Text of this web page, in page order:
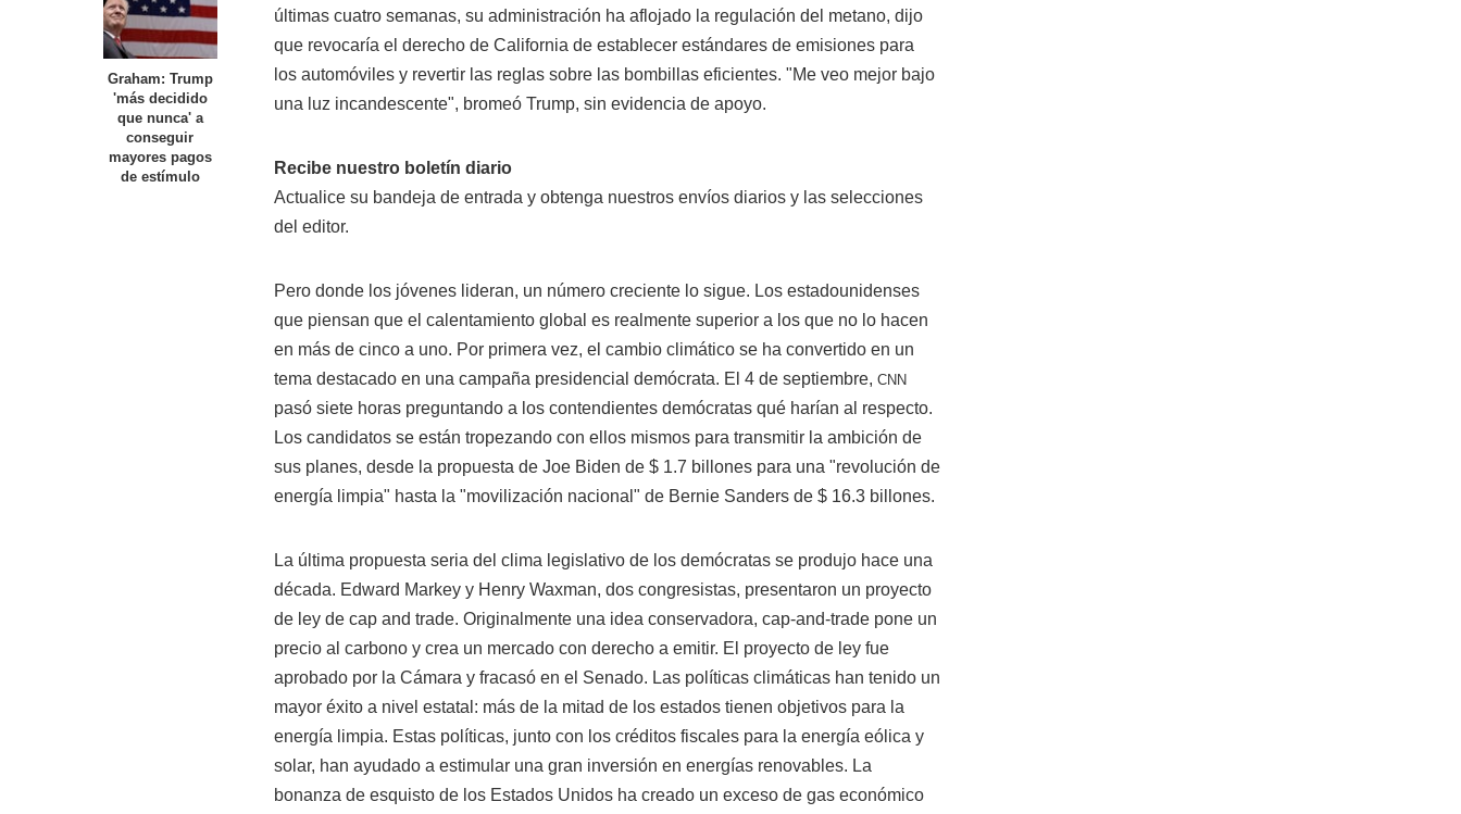
Graham: Trump
'más decidido
que nunca' a
conseguir
mayores pagos
de estímulo
últimas cuatro semanas, su administración ha aflojado la regulación del metano, dijo
que revocaría el derecho de California de establecer estándares de emisiones para
los automóviles y revertir las reglas sobre las bombillas eficientes. "Me veo mejor bajo
una luz incandescente", bromeó Trump, sin evidencia de apoyo.
Recibe nuestro boletín diario
Actualice su bandeja de entrada y obtenga nuestros envíos diarios y las selecciones
del editor.
Pero donde los jóvenes lideran, un número creciente lo sigue. Los estadounidenses
que piensan que el calentamiento global es realmente superior a los que no lo hacen
en más de cinco a uno. Por primera vez, el cambio climático se ha convertido en un
tema destacado en una campaña presidencial demócrata. El 4 de septiembre, CNN
pasó siete horas preguntando a los contendientes demócratas qué harían al respecto.
Los candidatos se están tropezando con ellos mismos para transmitir la ambición de
sus planes, desde la propuesta de Joe Biden de $ 1.7 billones para una "revolución de
energía limpia" hasta la "movilización nacional" de Bernie Sanders de $ 16.3 billones.
La última propuesta seria del clima legislativo de los demócratas se produjo hace una
década. Edward Markey y Henry Waxman, dos congresistas, presentaron un proyecto
de ley de cap and trade. Originalmente una idea conservadora, cap-and-trade pone un
precio al carbono y crea un mercado con derecho a emitir. El proyecto de ley fue
aprobado por la Cámara y fracasó en el Senado. Las políticas climáticas han tenido un
mayor éxito a nivel estatal: más de la mitad de los estados tienen objetivos para la
energía limpia. Estas políticas, junto con los créditos fiscales para la energía eólica y
solar, han ayudado a estimular una gran inversión en energías renovables. La
bonanza de esquisto de los Estados Unidos ha creado un exceso de gas económico